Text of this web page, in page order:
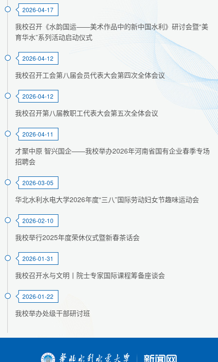
2026-04-17
我校召开《水韵国运——美术作品中的新中国水利》研讨会暨“美
育华水”系列活动启动仪式
2026-04-12
我校召开工会第八届会员代表大会第四次全体会议
2026-04-12
我校召开第八届教职工代表大会第五次全体会议
2026-04-11
才聚中原 智兴国企——我校举办2026年河南省国有企业春季专场
招聘会
2026-03-05
华北水利水电大学2026年度“三八”国际劳动妇女节趣味运动会
2026-02-10
我校举行2025年度荣休仪式暨新春茶话会
2026-01-31
我校召开水与文明丨院士专家国际课程筹备座谈会
2026-01-22
我校举办处级干部研讨班